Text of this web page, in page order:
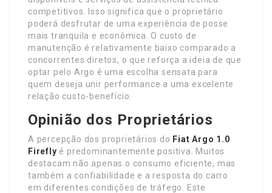
competitivos. Isso significa que o proprietário
poderá desfrutar de uma experiência de posse
mais tranquila e econômica. O custo de
manutenção é relativamente baixo comparado a
concorrentes diretos, o que reforça a ideia de que
optar pelo Argo é uma escolha sensata para
quem deseja unir performance a uma excelente
relação custo-benefício.
Opinião dos Proprietários
A percepção dos proprietários do Fiat Argo 1.0
Firefly é predominantemente positiva. Muitos
destacam não apenas o consumo eficiente, mas
também a confiabilidade e a resposta do carro
em diferentes condições de tráfego. Este